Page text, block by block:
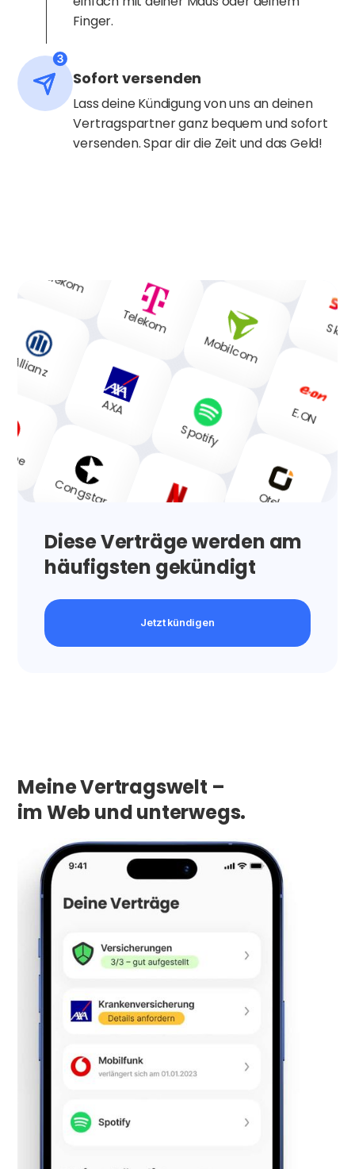
Finger.
Sofort versenden
Lass deine Kündigung von uns an deinen
Vertragspartner ganz bequem und sofort
versenden. Spar dir die Zeit und das Geld!
Diese Verträge werden am
häufigsten gekündigt
Jetzt kündigen
Telekom
Allianz
Telekom
AXA
Congstar
Sky
Mobilcom
Spotify
Telekom
Sky
E.ON
Otelo
Telekom
Meine Vertragswelt –
im Web und unterwegs.